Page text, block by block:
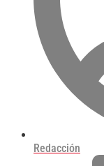
Redacción